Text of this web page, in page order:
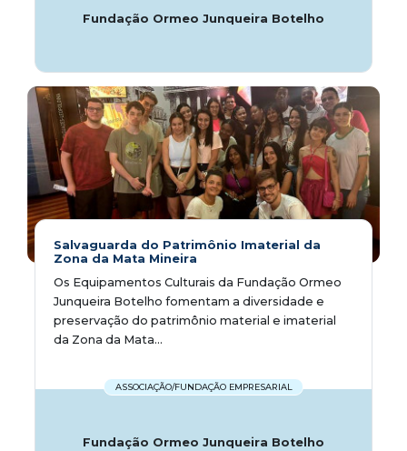
Fundação Ormeo Junqueira Botelho
Salvaguarda do Patrimônio Imaterial da
Zona da Mata Mineira
Os Equipamentos Culturais da Fundação Ormeo
Junqueira Botelho fomentam a diversidade e
preservação do patrimônio material e imaterial
da Zona da Mata...
ASSOCIAÇÃO/FUNDAÇÃO EMPRESARIAL
Fundação Ormeo Junqueira Botelho